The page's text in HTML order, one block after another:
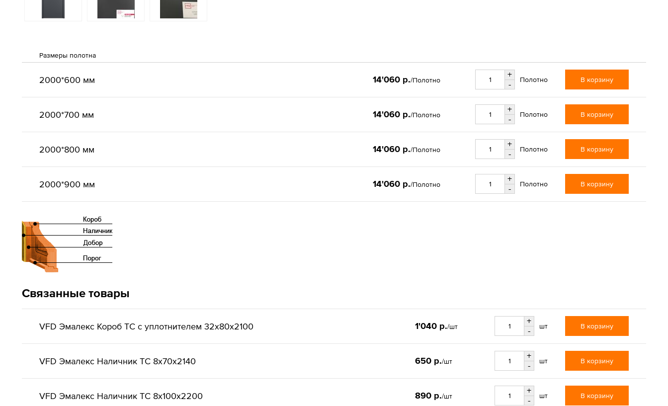
Размеры полотна
2000*600 мм 14'060 р./Полотно
+
-
Полотно В корзину
2000*700 мм 14'060 р./Полотно
+
-
Полотно В корзину
2000*800 мм 14'060 р./Полотно
+
-
Полотно В корзину
2000*900 мм 14'060 р./Полотно
+
-
Полотно В корзину
Связанные товары
VFD Эмалекс Короб ТС с уплотнителем 32x80x2100 1'040 р./шт
+
-
шт В корзину
VFD Эмалекс Наличник ТС 8x70x2140 650 р./шт
+
-
шт В корзину
VFD Эмалекс Наличник ТС 8x100x2200 890 р./шт
+
-
шт В корзину